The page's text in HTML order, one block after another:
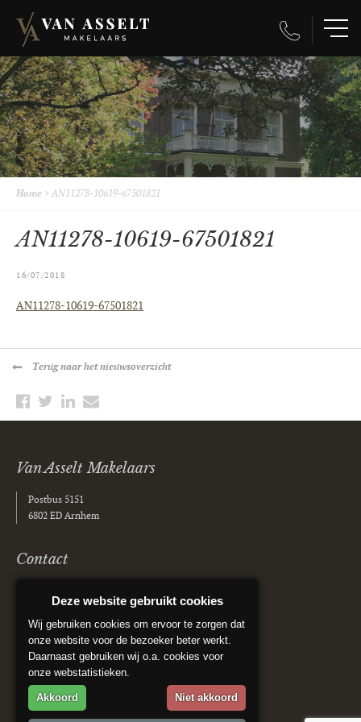
Home >AN11278-10619-67501821
AN11278-10619-67501821
16/07/2018
AN11278-10619-67501821
Terugnaar het nieuwsoverzicht
Van Asselt Makelaars
Postbus 5151
6802 ED Arnhem
Contact
info@vanasseltmakelaars.nl
Social media
Deze website gebruikt cookies
Wij gebruiken cookies om ervoor te zorgen dat
onze website voor de bezoeker beter werkt.
Daarnaast gebruiken wij o.a. cookies voor
onze webstatistieken.
Akkoord Niet akkoord